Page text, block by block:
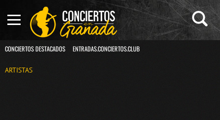
CONCIERTOS DESTACADOS ENTRADAS.CONCIERTOS.CLUB
ARTISTAS